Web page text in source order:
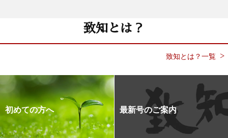
致知とは？
致知とは？一覧
初めての方へ 最新号のご案内